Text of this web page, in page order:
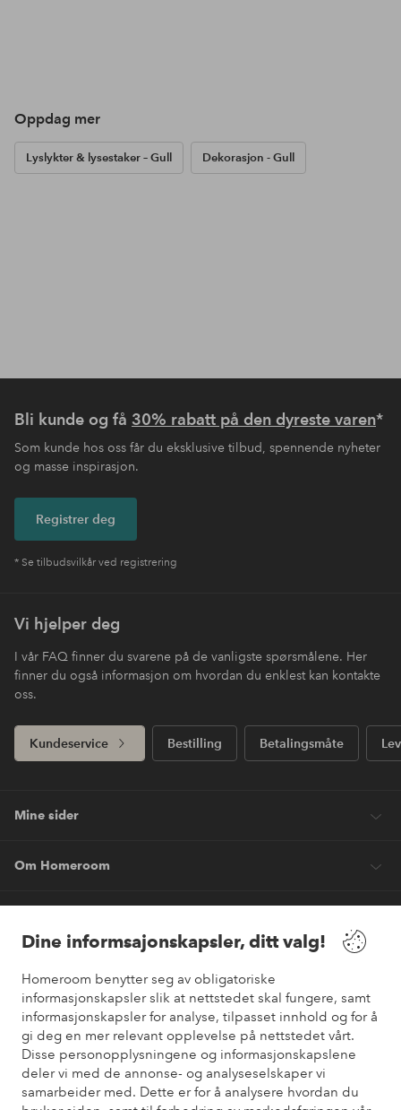
Dine informsajonskapsler, ditt valg!
Homeroom benytter seg av obligatoriske
informasjonskapsler slik at nettstedet skal fungere, samt
informasjonskapsler for analyse, tilpasset innhold og for å
gi deg en mer relevant opplevelse på nettstedet vårt.
Disse personopplysningene og informasjonskapslene
deler vi med de annonse- og analyseselskaper vi
samarbeider med. Dette er for å analysere hvordan du
Oppdag mer
Lyslykter & lysestaker – Gull Dekorasjon - Gull
Bli kunde og få 30% rabatt på den dyreste varen*
Som kunde hos oss får du eksklusive tilbud, spennende nyheter
og masse inspirasjon.
Registrer deg
* Se tilbudsvilkår ved registrering
Vi hjelper deg
I vår FAQ finner du svarene på de vanligste spørsmålene. Her
finner du også informasjon om hvordan du enklest kan kontakte
oss.
Kundeservice Bestilling Betalingsmåte
Mine sider
Om Homeroom
Venner
Sikre betalinger